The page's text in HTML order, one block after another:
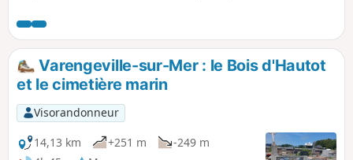
des ours et des jacinthes des bois. Petite
visite du plateau de l'Aliermont, par la plaine
des Vacillots, le Château de Saint Nicolas et
retour sur Hybouville et son manoir.
Varengeville-sur-Mer : le Bois d'Hautot
et le cimetière marin
Visorandonneur
14,13 km
+251 m
-249 m